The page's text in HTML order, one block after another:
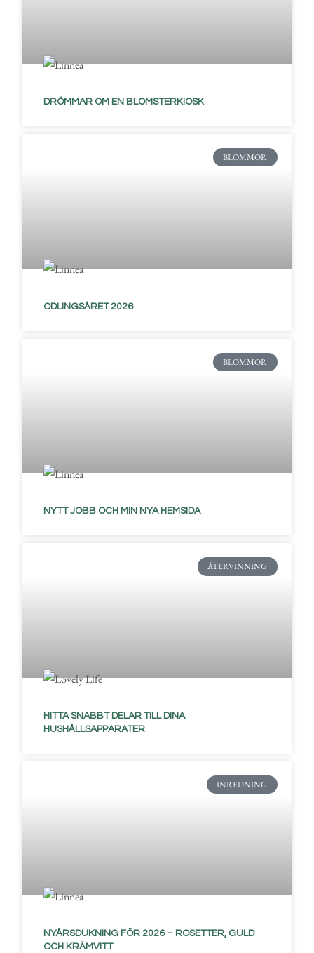
DRÖMMAR OM EN BLOMSTERKIOSK
BLOMMOR
ODLINGSÅRET 2026
BLOMMOR
NYTT JOBB OCH MIN NYA HEMSIDA
ÅTERVINNING
HITTA SNABBT DELAR TILL DINA
HUSHÅLLSAPPARATER
INREDNING
NYÅRSDUKNING FÖR 2026 – ROSETTER, GULD
OCH KRÄMVITT